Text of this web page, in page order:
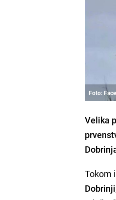
Foto:
Velika
Tokom
Dobrinji